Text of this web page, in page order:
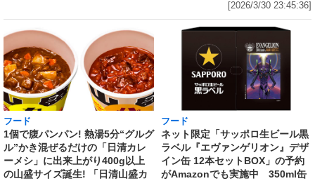
[2026/3/30 23:45:36]
フード
1個で腹パンパン! 熱湯5分“グルグ
ル”かき混ぜるだけの「日清カレ
ーメシ」に出来上がり400g以上
の山盛サイズ誕生! 「日清山盛カ
フード
ネット限定「サッポロ生ビール黒
ラベル『エヴァンゲリオン』デザ
イン缶 12本セットBOX」の予約
がAmazonでも実施中 350ml缶